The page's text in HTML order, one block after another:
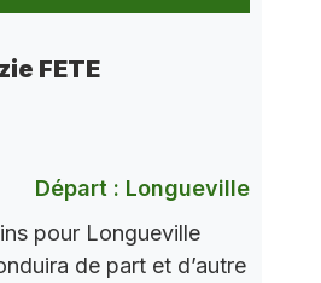
FETE
Départ : Longueville
pour Longueville
de part et d’autre